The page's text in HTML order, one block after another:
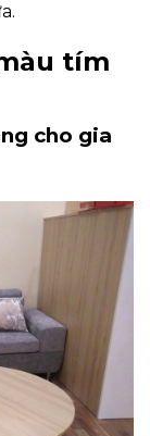
tím
cho gia